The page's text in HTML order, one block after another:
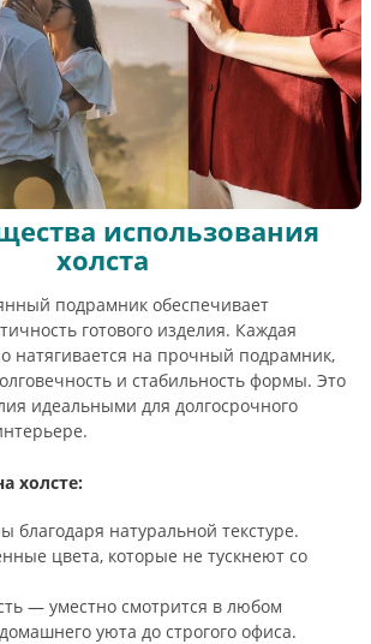
использования
холста
подрамник обеспечивает
готового изделия. Каждая
натягивается на прочный подрамник,
и стабильность формы. Это
идеальными для долгосрочного
холсте:
благодаря натуральной текстуре.
цвета, которые не тускнеют со
— уместно смотрится в любом
уюта до строгого офиса.